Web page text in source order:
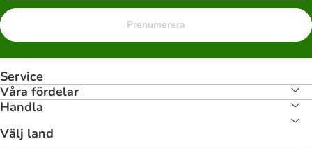
Prenumerera
Service
Våra fördelar
Handla
Välj land